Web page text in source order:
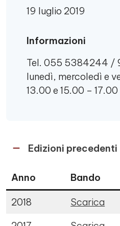
19 luglio 2019
Informazioni
Tel. 055 5384244 /
lunedì, mercoledì e
13.00 e 15.00 – 17.00
Edizioni precedenti
Anno Bando
2018 Scarica